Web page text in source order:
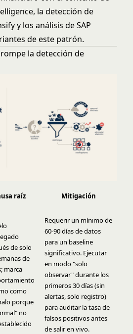
la detección de
y los análisis de SAP
de este patrón.
la detección de
raíz Mitigación
de solo
de
marca
como
porque
no
Requerir un mínimo de
60-90 días de datos
para un baseline
significativo. Ejecutar
en modo "solo
observar" durante los
primeros 30 días (sin
alertas, solo registro)
para auditar la tasa de
falsos positivos antes
de salir en vivo.